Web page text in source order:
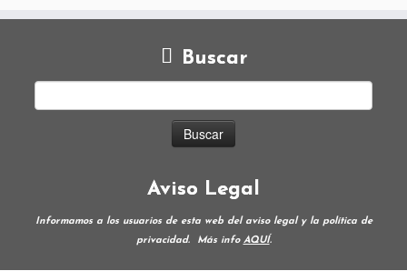
Buscar
Aviso Legal
Informamos a los usuarios de esta web del aviso legal y la política de
privacidad.
Más info AQUÍ.